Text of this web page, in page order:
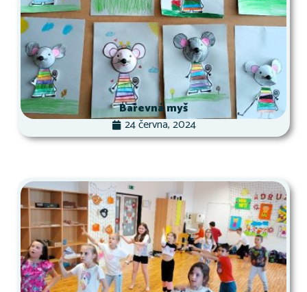
Barevná myš
24 června, 2024